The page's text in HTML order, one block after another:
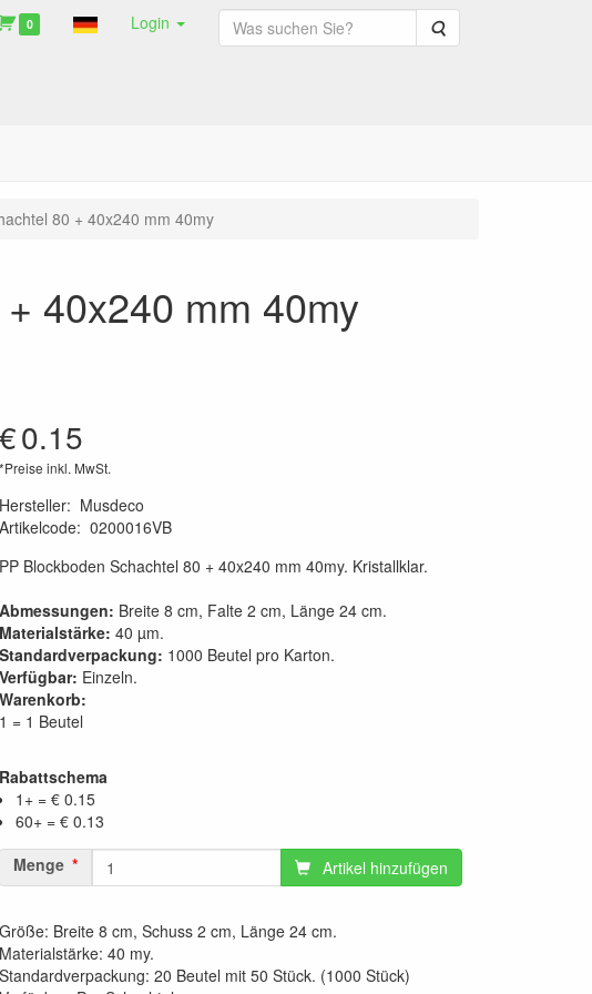
0 Login Suche
80 + 40x240 mm 40my
40x240 mm 40my
€0.15
*Preise inkl. MwSt.
Hersteller: Musdeco
Artikelcode: 0200016VB
PP Blockboden Schachtel 80 + 40x240 mm 40my. Kristallklar.
Abmessungen: Breite 8 cm, Falte 2 cm, Länge 24 cm.
Materialstärke: 40 µm.
Standardverpackung: 1000 Beutel pro Karton.
Verfügbar: Einzeln.
Warenkorb:
1 = 1 Beutel
Rabattschema
1+ = € 0.15
60+ = € 0.13
Menge
Artikel hinzufügen
Größe: Breite 8 cm, Schuss 2 cm, Länge 24 cm.
Materialstärke: 40 my.
Standardverpackung: 20 Beutel mit 50 Stück. (1000 Stück)